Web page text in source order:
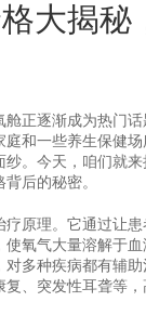
大揭秘
正逐渐成为热门
和一些养生保健
。今天，咱们就
后的秘密。
疗原理。它通过让
氧气大量溶解于
多种疾病都有辅
、突发性耳聋等